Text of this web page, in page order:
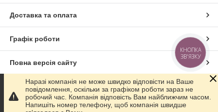
Доставка та оплата
Графік роботи
Повна версія сайту
Сайт створено на маркетплейсіProm.ua
Політика конфіденційності
Наразі компанія не може швидко відповісти на Ваше
повідомлення, оскільки за графіком роботи зараз не
робочий час. Компанія відповість Вам найближчим часом.
Напишіть номер телефону, щоб компанія швидше
КНОПКА
ЗВ'ЯЗКУ